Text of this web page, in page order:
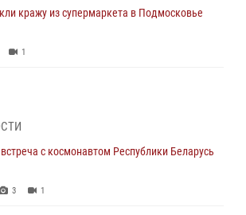
кражу из супермаркета в Подмосковье
1
1
годовщину со Дня образования ОМОН
с космонавтом Республики Беларусь
3 1